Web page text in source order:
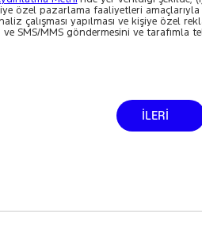
özel pazarlama faaliyetleri
çalışması yapılması ve kişiye özel
ve SMS/MMS göndermesini ve
İLERİ